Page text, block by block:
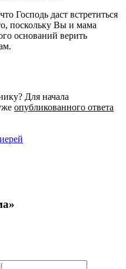
Господь даст встретиться
поскольку Вы и мама
оснований верить
Для начала
опубликованного ответа